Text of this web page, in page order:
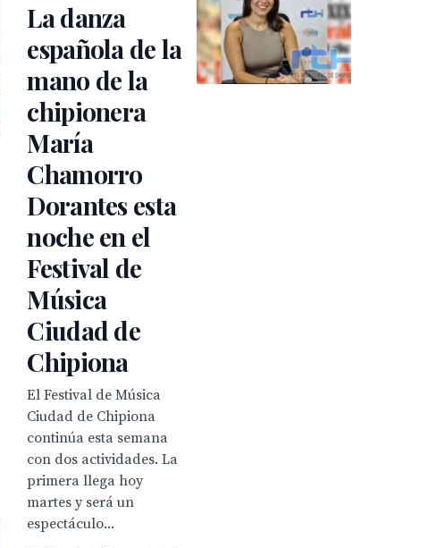
La danza
española de la
mano de la
chipionera
María
Chamorro
Dorantes esta
noche en el
Festival de
Música
Ciudad de
Chipiona
El Festival de Música
Ciudad de Chipiona
continúa esta semana
con dos actividades. La
primera llega hoy
martes y será un
espectáculo...